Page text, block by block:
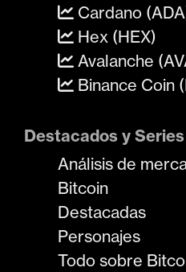
Cardano
Hex (HEX)
Avalanche
Binance Coin
Destacados y Series
Análisis de
Bitcoin
Destacadas
Personajes
Todo sobre